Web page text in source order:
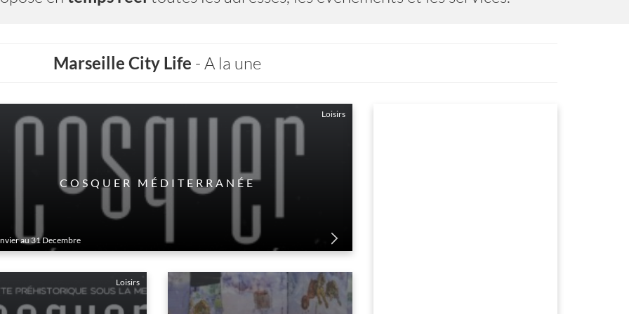
Marseille City Life - A la une
Loisirs
CINÉMAS MARSEILLE
au 31 Decembre
‹›
Loisirs